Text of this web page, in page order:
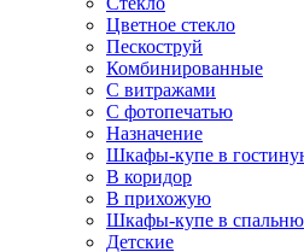
Цветное стекло
Пескоструй
Комбинированные
С витражами
С фотопечатью
Назначение
Шкафы-купе в
В коридор
В прихожую
Шкафы-купе в спальню
Детские